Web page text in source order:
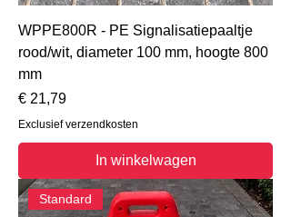
WPPE800R - PE Signalisatiepaaltje
rood/wit, diameter 100 mm, hoogte 800
mm
Prijs
€ 21,79
Exclusief verzendkosten
In winkelwagen
Standard